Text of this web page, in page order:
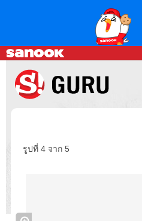
รูปที่ 4 จาก 5